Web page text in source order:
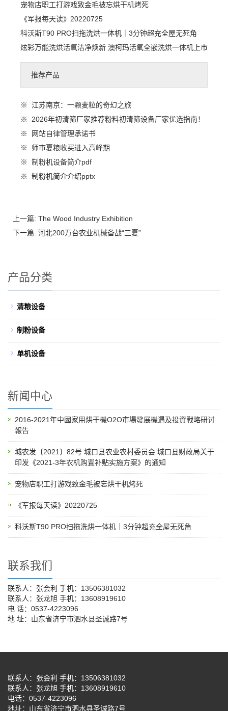
宠物店职工打游戏致金毛被忘烘干机烤死
《军报每天读》20220725
科沃斯T90 PRO扫拖洗烘一体机｜3分钟超充全屋无死角
炫彩万能洗烘活氧洁净焕新 澳柯玛活氧全嵌洗烘一体机上市
推荐产品
※ 江苏南京：一颗麦粒的奇幻之旅
※ 2026年初清筛厂家推荐粉料初清筛设备厂家优选指南！
※
网站自律管理承诺书
※ 师市夏粮收买进入高峰期
※ 制粉机设备简介pdf
※ 制粉机简介介绍pptx
上一篇: The Wood Industry Exhibition
下一篇: 河北200万台农业机械备战“三夏”
产品分类
清粮设备
制粉设备
单机设备
新闻中心
2016-2021年中國家用烘干機O2O市場發展機遇及投資戰略研讨
報告
城农发〔2021〕82号 城口县农业农村委员会 城口县财政局关于
印发《2021-3年农机购置补贴实施方案》的通知
宠物店职工打游戏致金毛被忘烘干机烤死
《军报每天读》20220725
科沃斯T90 PRO扫拖洗烘一体机｜3分钟超充全屋无死角
联系我们
联系人：张会利 手机：13506381032
联系人：张龙旭 手机：13608919610
电 话：0537-4223096
地 址：山东省济宁市泗水县圣诚路7号
联系人：张会利 手机：13506381032
联系人：张龙旭 手机：13608919610
电话：0537-4223096
地址：山东省济宁市泗水县圣诚路7号